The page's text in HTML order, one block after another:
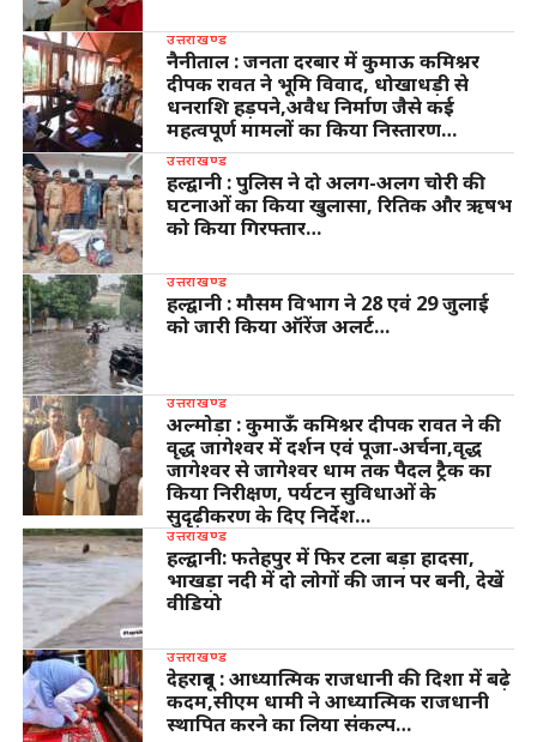
उत्तराखण्ड
नैनीताल : जनता दरबार में कुमाऊ कमिश्नर
दीपक रावत ने भूमि विवाद, धोखाधड़ी से
धनराशि हड़पने,अवैध निर्माण जैसे कई
महत्वपूर्ण मामलों का किया निस्तारण…
उत्तराखण्ड
हल्द्वानी : पुलिस ने दो अलग-अलग चोरी की
घटनाओं का किया खुलासा, रितिक और ऋषभ
को किया गिरफ्तार…
उत्तराखण्ड
हल्द्वानी : मौसम विभाग ने 28 एवं 29 जुलाई
को जारी किया ऑरेंज अलर्ट…
उत्तराखण्ड
अल्मोड़ा : कुमाऊँ कमिश्नर दीपक रावत ने की
वृद्ध जागेश्वर में दर्शन एवं पूजा-अर्चना,वृद्ध
जागेश्वर से जागेश्वर धाम तक पैदल ट्रैक का
किया निरीक्षण, पर्यटन सुविधाओं के
सुदृढ़ीकरण के दिए निर्देश…
उत्तराखण्ड
हल्द्वानी: फतेहपुर में फिर टला बड़ा हादसा,
भाखड़ा नदी में दो लोगों की जान पर बनी, देखें
वीडियो
उत्तराखण्ड
देहरादून : आध्यात्मिक राजधानी की दिशा में बढ़े
कदम,सीएम धामी ने आध्यात्मिक राजधानी
स्थापित करने का लिया संकल्प…